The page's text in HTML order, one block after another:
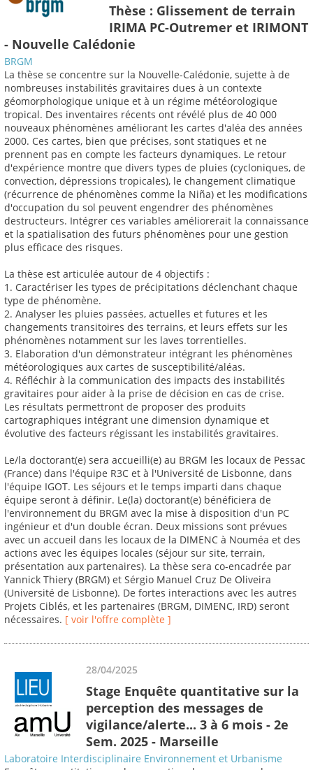
Thèse : Glissement de terrain
IRIMA PC-Outremer et IRIMONT
- Nouvelle Calédonie
BRGM
La thèse se concentre sur la Nouvelle-Calédonie, sujette à de
nombreuses instabilités gravitaires dues à un contexte
géomorphologique unique et à un régime météorologique
tropical. Des inventaires récents ont révélé plus de 40 000
nouveaux phénomènes améliorant les cartes d'aléa des années
2000. Ces cartes, bien que précises, sont statiques et ne
prennent pas en compte les facteurs dynamiques. Le retour
d'expérience montre que divers types de pluies (cycloniques, de
convection, dépressions tropicales), le changement climatique
(récurrence de phénomènes comme la Niña) et les modifications
d'occupation du sol peuvent engendrer des phénomènes
destructeurs. Intégrer ces variables améliorerait la connaissance
et la spatialisation des futurs phénomènes pour une gestion
plus efficace des risques.
La thèse est articulée autour de 4 objectifs :
1. Caractériser les types de précipitations déclenchant chaque
type de phénomène.
2. Analyser les pluies passées, actuelles et futures et les
changements transitoires des terrains, et leurs effets sur les
phénomènes notamment sur les laves torrentielles.
3. Elaboration d'un démonstrateur intégrant les phénomènes
météorologiques aux cartes de susceptibilité/aléas.
4. Réfléchir à la communication des impacts des instabilités
gravitaires pour aider à la prise de décision en cas de crise.
Les résultats permettront de proposer des produits
cartographiques intégrant une dimension dynamique et
évolutive des facteurs régissant les instabilités gravitaires.
Le/la doctorant(e) sera accueilli(e) au BRGM les locaux de Pessac
(France) dans l'équipe R3C et à l'Université de Lisbonne, dans
l'équipe IGOT. Les séjours et le temps imparti dans chaque
équipe seront à définir. Le(la) doctorant(e) bénéficiera de
l'environnement du BRGM avec la mise à disposition d'un PC
ingénieur et d'un double écran. Deux missions sont prévues
avec un accueil dans les locaux de la DIMENC à Nouméa et des
actions avec les équipes locales (séjour sur site, terrain,
présentation aux partenaires). La thèse sera co-encadrée par
Yannick Thiery (BRGM) et Sérgio Manuel Cruz De Oliveira
(Université de Lisbonne). De fortes interactions avec les autres
Projets Ciblés, et les partenaires (BRGM, DIMENC, IRD) seront
nécessaires. [ voir l'offre complète ]
28/04/2025
Stage Enquête quantitative sur la
perception des messages de
vigilance/alerte... 3 à 6 mois - 2e
Sem. 2025 - Marseille
Laboratoire Interdisciplinaire Environnement et Urbanisme